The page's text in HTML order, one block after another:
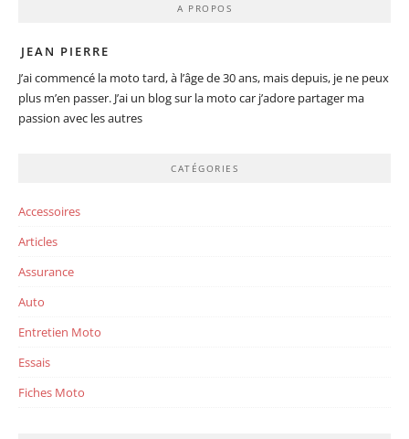
A PROPOS
JEAN PIERRE
J’ai commencé la moto tard, à l’âge de 30 ans, mais depuis, je ne peux
plus m’en passer. J’ai un blog sur la moto car j’adore partager ma
passion avec les autres
CATÉGORIES
Accessoires
Articles
Assurance
Auto
Entretien Moto
Essais
Fiches Moto